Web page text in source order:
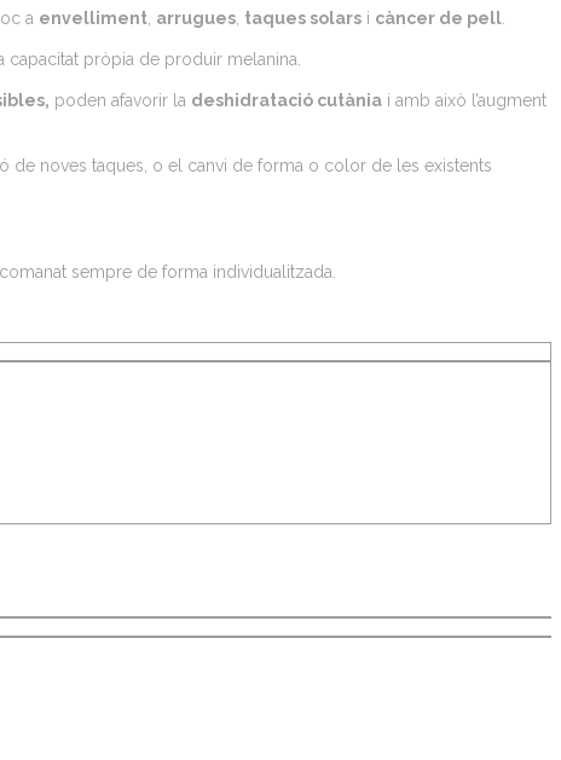
a envelliment arrugues taques solars i càncer de pell
pròpia de produir melanina.
poden afavorir la deshidratació cutània i amb això l’augment
de noves taques, o el canvi de forma o color de les existents
sempre de forma individualitzada.